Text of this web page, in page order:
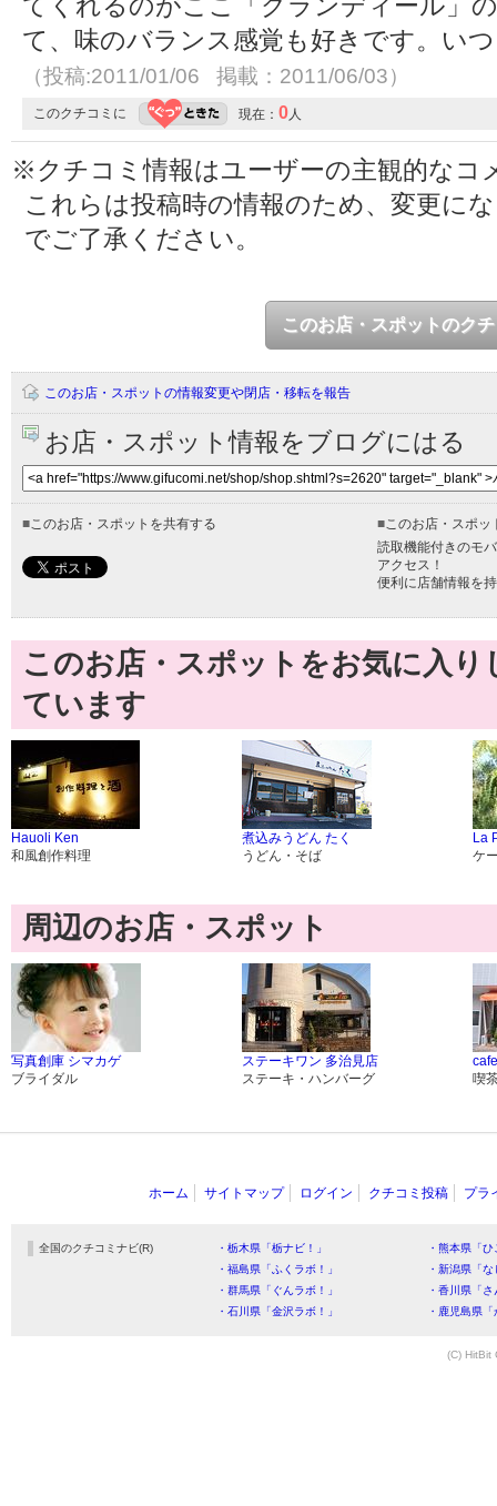
て、味のバランス感覚も好きです。い
（投稿:2011/01/06 掲載：2011/06/03）
このクチコミに 現在： 0人
※クチコミ情報はユーザーの主観的なコ
これらは投稿時の情報のため、変更に
でご了承ください。
このお店・スポットのク
このお店・スポットの情報変更や閉店・移転を報告
お店・スポット情報をブログにはる
■このお店・スポットを共有する ■このお店・スポッ
読取機能付きのモ
アクセス！
便利に店舗情報を
このお店・スポットをお気に入
ています
Hauoli Ken
和風創作料理
煮込みうどん たく
うどん・そば
La
ケ
周辺のお店・スポット
写真創庫 シマカゲ
ブライダル
ステーキワン 多治見店
ステーキ・ハンバーグ
喫
ホーム サイトマップ ログイン クチコミ投稿 プラ
全国のクチコミナビ(R) ・栃木県「栃ナビ！」
・熊本県「
・福島県「ふくラボ！」
・新潟県「
・群馬県「ぐんラボ！」
・香川県「
・石川県「金沢ラボ！」
・鹿児島県
(C) HitBit